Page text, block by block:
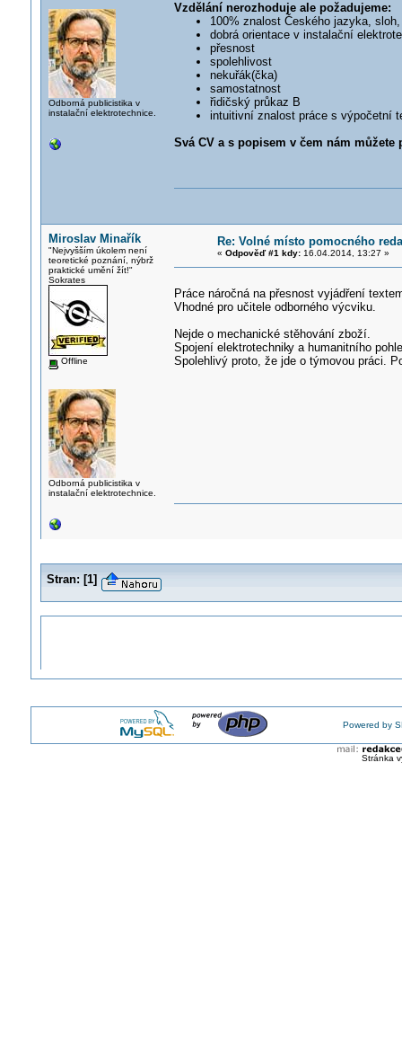
Odborná publicistika v
instalační elektrotechnice.
Vzdělání nerozhoduje ale požadujeme:
100% znalost Českého jazyka,
dobrá orientace v instalační
přesnost
spolehlivost
nekuřák(čka)
samostatnost
řidičský průkaz B
intuitivní znalost práce s výpočetní
Svá CV a s popisem v čem nám
Miroslav Minařík
"Nejvyšším úkolem není
teoretické poznání, nýbrž
praktické umění žít!"
Sokrates
Offline
Odborná publicistika v
instalační elektrotechnice.
Re: Volné místo pomocného
« Odpověď #1 kdy:16.04.2014, 13:27 »
Práce náročná na přesnost vyjádření
Vhodné pro učitele odborného výcviku.
Nejde o mechanické stěhování zboží.
Spojení elektrotechniky a humanitního
Spolehlivý proto, že jde o týmovou práci.
Stran: [1]
Powered by
Stránka